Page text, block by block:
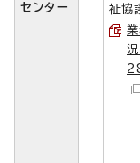
センター
祉協